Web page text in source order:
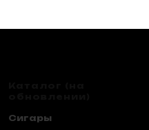
компромиссов.
Сигары